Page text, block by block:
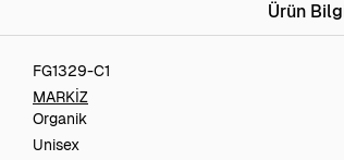
FG1329-C1
MARKİZ
Organik
Unisex
Ürün